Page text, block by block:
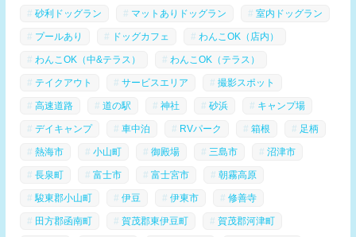
砂利ドッグラン マットありドッグラン 室内ドッグラン
プールあり ドッグカフェ わんこOK（店内）
わんこOK（中&テラス） わんこOK（テラス）
テイクアウト サービスエリア 撮影スポット
高速道路 道の駅 神社 砂浜 キャンプ場
デイキャンプ 車中泊 RVパーク 箱根 足柄
熱海市 小山町 御殿場 三島市 沼津市
長泉町 富士市 富士宮市 朝霧高原
駿東郡小山町 伊豆 伊東市 修善寺
田方郡函南町 賀茂郡東伊豆町 賀茂郡河津町